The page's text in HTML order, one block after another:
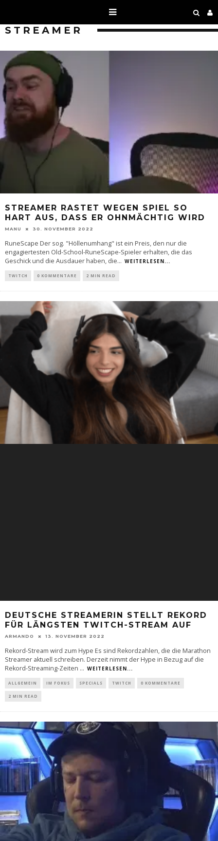
STREAMER
STREAMER RASTET WEGEN SPIEL SO
HART AUS, DASS ER OHNMÄCHTIG WIRD
MANU 30. NOVEMBER 2022
RuneScape Der sog. "Höllenumhang" ist ein Preis, den nur die
engagiertesten Old-School-RuneScape-Spieler erhalten, die das
Geschick und die Ausdauer haben, die... WEITERLESEN...
TWITCH 0 KOMMENTARE 2 MIN READ
DEUTSCHE STREAMERIN STELLT REKORD
FÜR LÄNGSTEN TWITCH-STREAM AUF
ARMANDO 13. NOVEMBER 2022
Rekord-Stream wird zum Hype Es sind Rekordzahlen, die die Marathon
Streamer aktuell schreiben. Derzeit nimmt der Hype in Bezug auf die
Rekord-Streaming-Zeiten ... WEITERLESEN...
ALLGEMEIN IM FOKUS SPECIALS TWITCH 0 KOMMENTARE
2 MIN READ